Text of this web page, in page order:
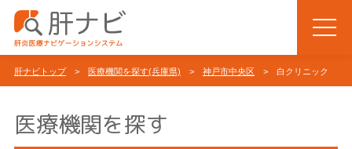
肝ナビトップ> 医療機関を探す(兵庫県) > 神戸市中央区 > 白クリニック
医療機関を探す